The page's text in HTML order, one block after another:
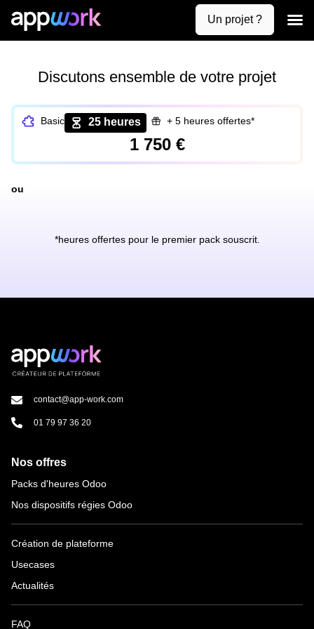
Un projet ?
Discutons ensemble de votre projet
Basic 25 heures + 5 heures offertes*
1 750 €
ou
*heures offertes pour le premier pack souscrit.
contact@app-work.com
01 79 97 36 20
Nos offres
Packs d'heures Odoo
Nos dispositifs régies Odoo
Création de plateforme
Usecases
Actualités
FAQ